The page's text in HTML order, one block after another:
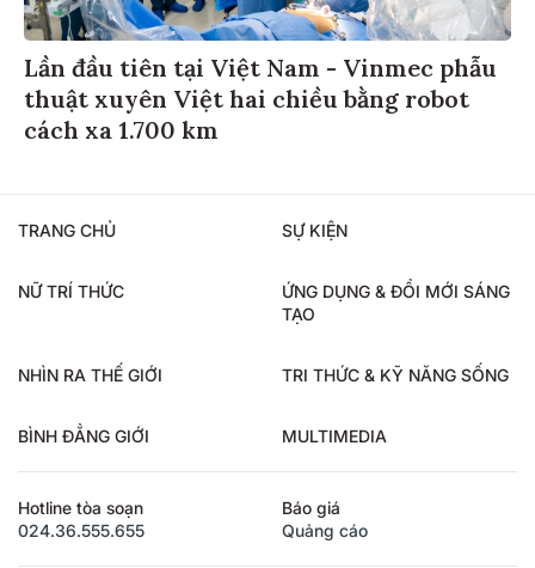
Lần đầu tiên tại Việt Nam - Vinmec phẫu
thuật xuyên Việt hai chiều bằng robot
cách xa 1.700 km
TRANG CHỦ SỰ KIỆN
NỮ TRÍ THỨC
ỨNG DỤNG & ĐỔI MỚI SÁNG
TẠO
NHÌN RA THẾ GIỚI TRI THỨC & KỸ NĂNG SỐNG
BÌNH ĐẲNG GIỚI MULTIMEDIA
Hotline tòa soạn
024.36.555.655
Báo giá
Quảng cáo